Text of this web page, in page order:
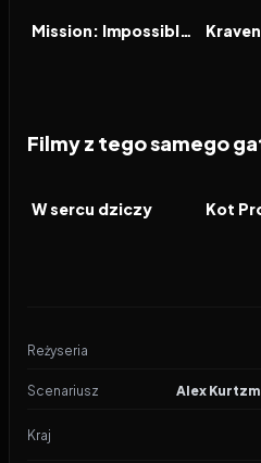
FILM Mission: Impossible - The Final Reckoning FILM
Filmy z tego samego
FILM
W sercu dziczy FILM
Kot
Reżyseria
Scenariusz Alex
Kraj